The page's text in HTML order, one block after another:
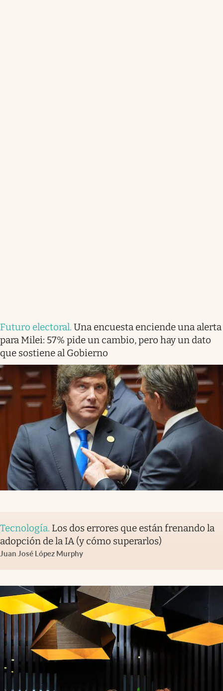
Futuro electoral. Una encuesta enciende una alerta
para Milei: 57% pide un cambio, pero hay un dato
que sostiene al Gobierno
Tecnología. Los dos errores que están frenando la
adopción de la IA (y cómo superarlos)
Juan José López Murphy